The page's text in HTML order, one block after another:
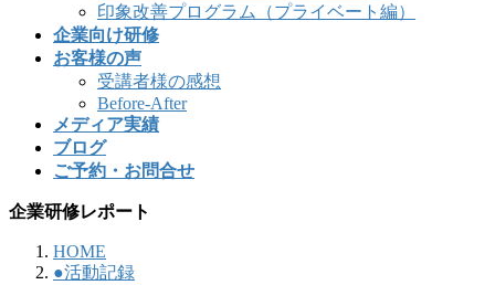
印象改善プログラム（プライベート編）
企業向け研修
お客様の声
受講者様の感想
Before-After
メディア実績
ブログ
ご予約・お問合せ
企業研修レポート
HOME
●活動記録